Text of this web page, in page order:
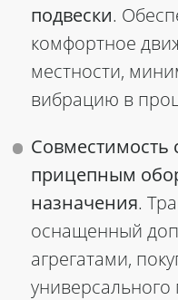
подвески.
комфортное
местности,
вибрацию в
Совместимость
прицепным
назначения.
оснащенный
агрегатами,